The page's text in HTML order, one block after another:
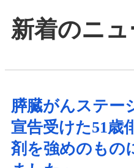
新着のニュ
膵臓がんステー
宣告受けた51歳
剤を強めのもの